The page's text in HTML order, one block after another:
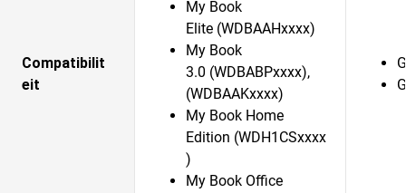
Compatibilit
eit
My Book
Elite (WDBAAHxxxx)
My Book
3.0 (WDBABPxxxx),
(WDBAAKxxxx)
My Book Home
Edition (WDH1CSxxxx
)
My Book Office